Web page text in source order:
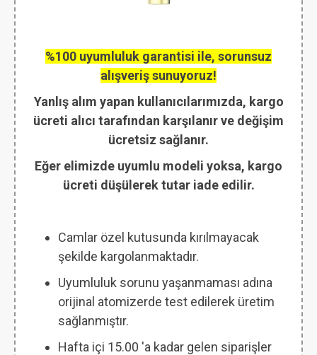
%100 uyumluluk garantisi ile, sorunsuz
alışveriş sunuyoruz!
Yanlış alım yapan kullanıcılarımızda, kargo
ücreti alıcı tarafından karşılanır ve değişim
ücretsiz sağlanır.
Eğer elimizde uyumlu modeli yoksa, kargo
ücreti düşülerek tutar iade edilir.
Camlar özel kutusunda kırılmayacak
şekilde kargolanmaktadır.
Uyumluluk sorunu yaşanmaması adına
orijinal atomizerde test edilerek üretim
sağlanmıştır.
Hafta içi 15.00 'a kadar gelen siparişler